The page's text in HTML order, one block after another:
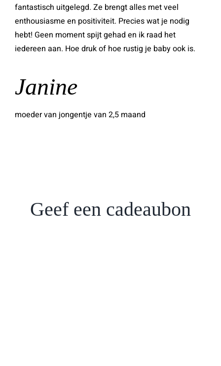
fantastisch uitgelegd. Ze brengt alles met veel
enthousiasme en positiviteit. Precies wat je nodig
hebt! Geen moment spijt gehad en ik raad het
iedereen aan. Hoe druk of hoe rustig je baby ook is.
Janine
moeder van jongentje van 2,5 maand
Geef een cadeaubon